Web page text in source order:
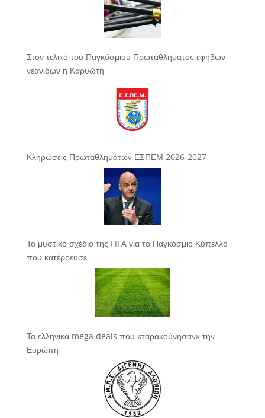
Στον τελικό του Παγκόσμιου Πρωταθλήματος εφήβων-
νεανίδων η Καρυώτη
Κληρώσεις Πρωταθλημάτων ΕΣΠΕΜ 2026-2027
Το μυστικό σχέδιο της FIFA για το Παγκόσμιο Κύπελλο
που κατέρρευσε
Τα ελληνικά mega deals που «ταρακούνησαν» την
Ευρώπη